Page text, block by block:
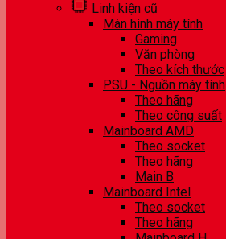
Linh kiện cũ
Màn hình máy tính
Gaming
Văn phòng
Theo kích thước
PSU - Nguồn máy tính
Theo hãng
Theo công suất
Mainboard AMD
Theo socket
Theo hãng
Main B
Mainboard Intel
Theo socket
Theo hãng